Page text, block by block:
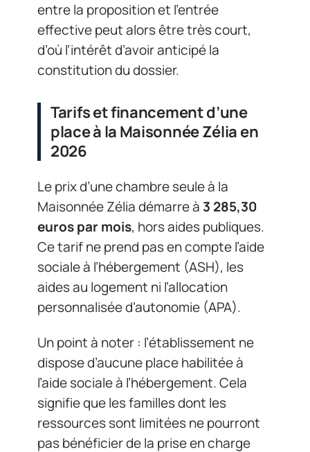
entre la proposition et l’entrée
effective peut alors être très court,
d’où l’intérêt d’avoir anticipé la
constitution du dossier.
Tarifs et financement d’une
place à la Maisonnée Zélia en
2026
Le prix d’une chambre seule à la
Maisonnée Zélia démarre à 3 285,30
euros par mois, hors aides publiques.
Ce tarif ne prend pas en compte l’aide
sociale à l’hébergement (ASH), les
aides au logement ni l’allocation
personnalisée d’autonomie (APA).
Un point à noter : l’établissement ne
dispose d’aucune place habilitée à
l’aide sociale à l’hébergement. Cela
signifie que les familles dont les
ressources sont limitées ne pourront
pas bénéficier de la prise en charge